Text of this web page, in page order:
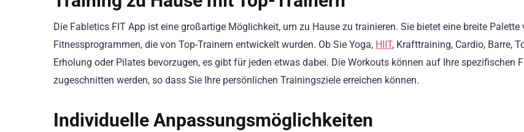
Die Fabletics FIT App ist eine großartige Möglichkeit, um zu Hause zu trainieren. Sie bietet eine breite Palette
Fitnessprogrammen, die von Top-Trainern entwickelt wurden. Ob Sie Yoga, HIIT, Krafttraining, Cardio, Barre,
Erholung oder Pilates bevorzugen, es gibt für jeden etwas dabei. Die Workouts können auf Ihre spezifischen
zugeschnitten werden, so dass Sie Ihre persönlichen Trainingsziele erreichen können.
Individuelle Anpassungsmöglichkeiten